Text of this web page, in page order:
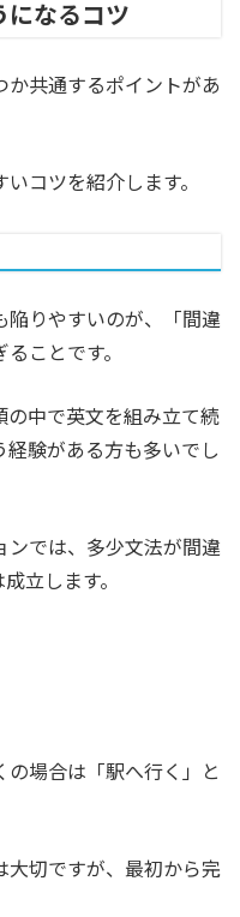
になるコツ
共通するポイントがあ
コツを紹介します。
りやすいのが、「間違
ことです。
中で英文を組み立て続
験がある方も多いでし
ンでは、多少文法が間違
立します。
場合は「駅へ行く」と
大切ですが、最初から完